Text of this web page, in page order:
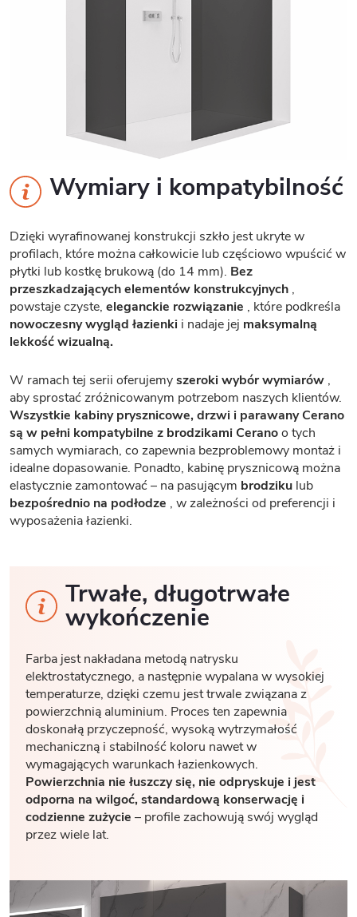
Wymiary i kompatybilność
Dzięki wyrafinowanej konstrukcji szkło jest ukryte w
profilach, które można całkowicie lub częściowo wpuścić w
płytki lub kostkę brukową (do 14 mm). Bez
przeszkadzających elementów konstrukcyjnych ,
powstaje czyste, eleganckie rozwiązanie , które podkreśla
nowoczesny wygląd łazienki i nadaje jej maksymalną
lekkość wizualną.
W ramach tej serii oferujemyszeroki wybór wymiarów ,
aby sprostać zróżnicowanym potrzebom naszych klientów.
Wszystkie kabiny prysznicowe, drzwi i parawany Cerano
są w pełni kompatybilne z brodzikami Ceranoo tych
samych wymiarach, co zapewnia bezproblemowy montaż i
idealne dopasowanie. Ponadto, kabinę prysznicową można
elastycznie zamontować – na pasującym brodziku lub
bezpośrednio na podłodze , w zależności od preferencji i
wyposażenia łazienki.
Trwałe, długotrwałe
wykończenie
Farba jest nakładana metodą natrysku
elektrostatycznego, a następnie wypalana w wysokiej
temperaturze, dzięki czemu jest trwale związana z
powierzchnią aluminium. Proces ten zapewnia
doskonałą przyczepność, wysoką wytrzymałość
mechaniczną i stabilność koloru nawet w
wymagających warunkach łazienkowych.
Powierzchnia nie łuszczy się, nie odpryskuje i jest
odporna na wilgoć, standardową konserwację i
codzienne zużycie – profile zachowują swój wygląd
przez wiele lat.